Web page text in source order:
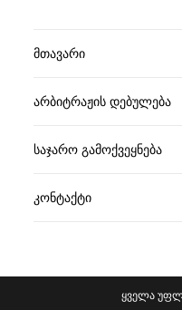
application
მთავარი
არბიტრაჟის დებულება
საჯარო გამოქვეყნება
კონტაქტი
ყველა